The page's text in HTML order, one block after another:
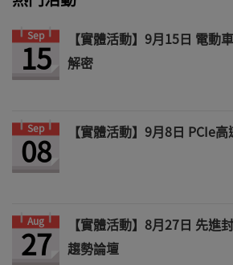
Sep
15
【實體活動】9月15日 電動
解密
Sep
08 【實體活動】9月8日 PCIe
Aug
27
【實體活動】8月27日 先進
趨勢論壇